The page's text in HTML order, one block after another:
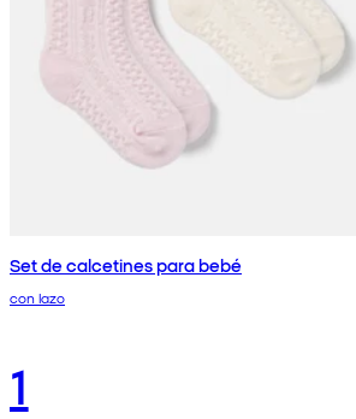
Set de calcetines para bebé
con lazo
1